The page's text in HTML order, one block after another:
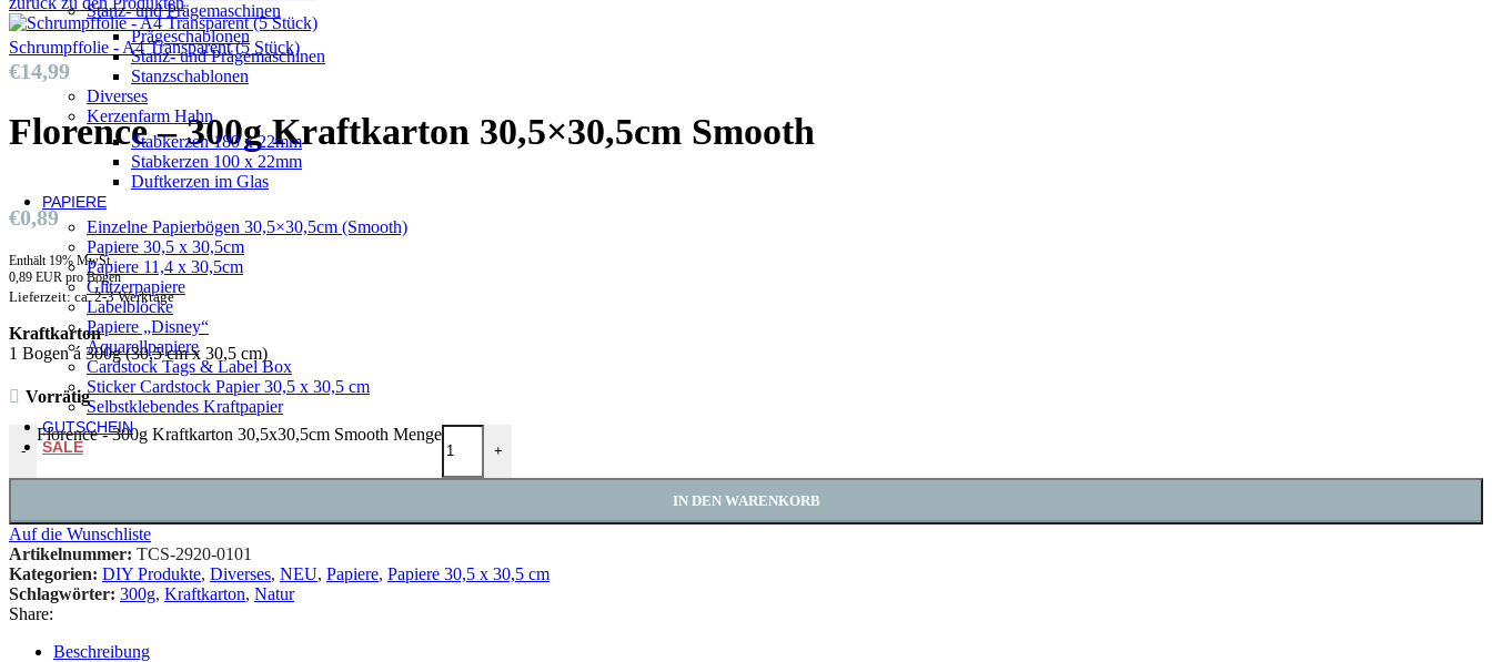
Stanz- und Prägemaschinen
Prägeschablonen
Stanz- und Prägemaschinen
Stanzschablonen
Diverses
Kerzenfarm Hahn
Stabkerzen 180 x 22mm
Stabkerzen 100 x 22mm
Duftkerzen im Glas
PAPIERE
Einzelne Papierbögen 30,5×30,5cm (Smooth)
Papiere 30,5 x 30,5cm
Papiere 11,4 x 30,5cm
Glitzerpapiere
Labelblöcke
Papiere „Disney“
Aquarellpapiere
Cardstock Tags & Label Box
Sticker Cardstock Papier 30,5 x 30,5 cm
Selbstklebendes Kraftpapier
GUTSCHEIN
SALE
Schrumpffolie - A4 Transparent (5 Stück)
€14,99
Florence – 300g Kraftkarton 30,5×30,5cm Smooth
€0,89
Enthält 19% MwSt.
0,89 EUR pro Bogen
Lieferzeit: ca. 2-3 Werktage
Kraftkarton
1 Bogen á 300g (30,5 cm x 30,5 cm)
Vorrätig
-
Florence - 300g Kraftkarton 30,5x30,5cm Smooth Menge
+
IN DEN WARENKORB
Auf die Wunschliste
Artikelnummer: TCS-2920-0101
Kategorien: DIY Produkte, Diverses, NEU, Papiere, Papiere 30,5 x 30,5 cm
Schlagwörter: 300g, Kraftkarton, Natur
Share:
Beschreibung